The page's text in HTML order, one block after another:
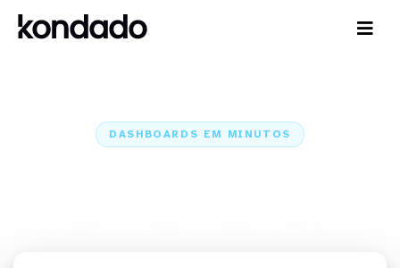
DASHBOARDS EM MINUTOS